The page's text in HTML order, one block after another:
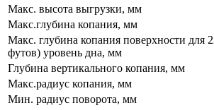
Макс. высота выгрузки, мм
Макс.глубина копания, мм
Макс. глубина копания поверхности для
футов) уровень дна, мм
Глубина вертикального копания, мм
Макс.радиус копания, мм
Мин. радиус поворота, мм